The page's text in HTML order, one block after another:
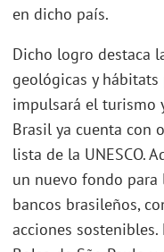
en dicho país.
Dicho logro destaca
geológicas y
impulsará el turismo
Brasil ya cuenta con
lista de la UNESCO.
un nuevo fondo para
bancos brasileños,
acciones